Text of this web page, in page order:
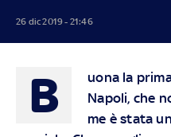
26 dic 2019 - 21:46
B
uona la
Napoli, che
me è stata